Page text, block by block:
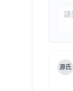
源氏